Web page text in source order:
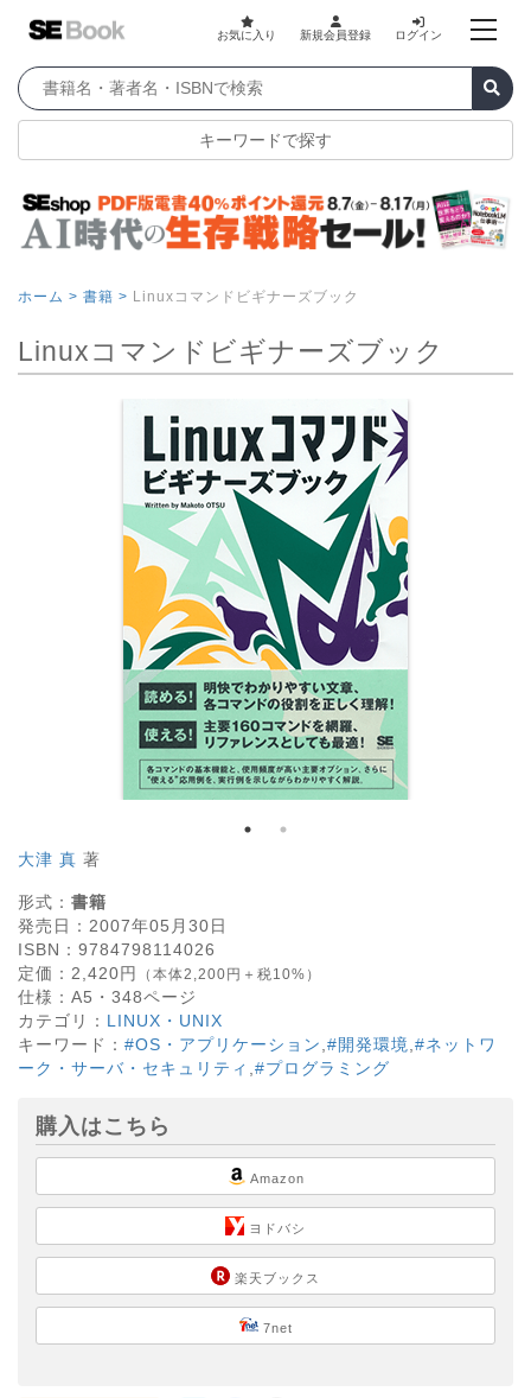
お気に入り 新規会員登録 ログイン
キーワードで探す
ホーム > 書籍 > Linuxコマンドビギナーズブック
Linuxコマンドビギナーズブック
大津 真 著
形式： 書籍
発売日： 2007年05月30日
ISBN： 9784798114026
定価： 2,420円 （本体2,200円＋税10%）
仕様： A5・ 348ページ
カテゴリ： LINUX・UNIX
キーワード： #OS・アプリケーション #開発環境 #ネットワ
ーク・サーバ・セキュリティ #プログラミング
購入はこちら
Amazon
ヨドバシ
楽天ブックス
7net